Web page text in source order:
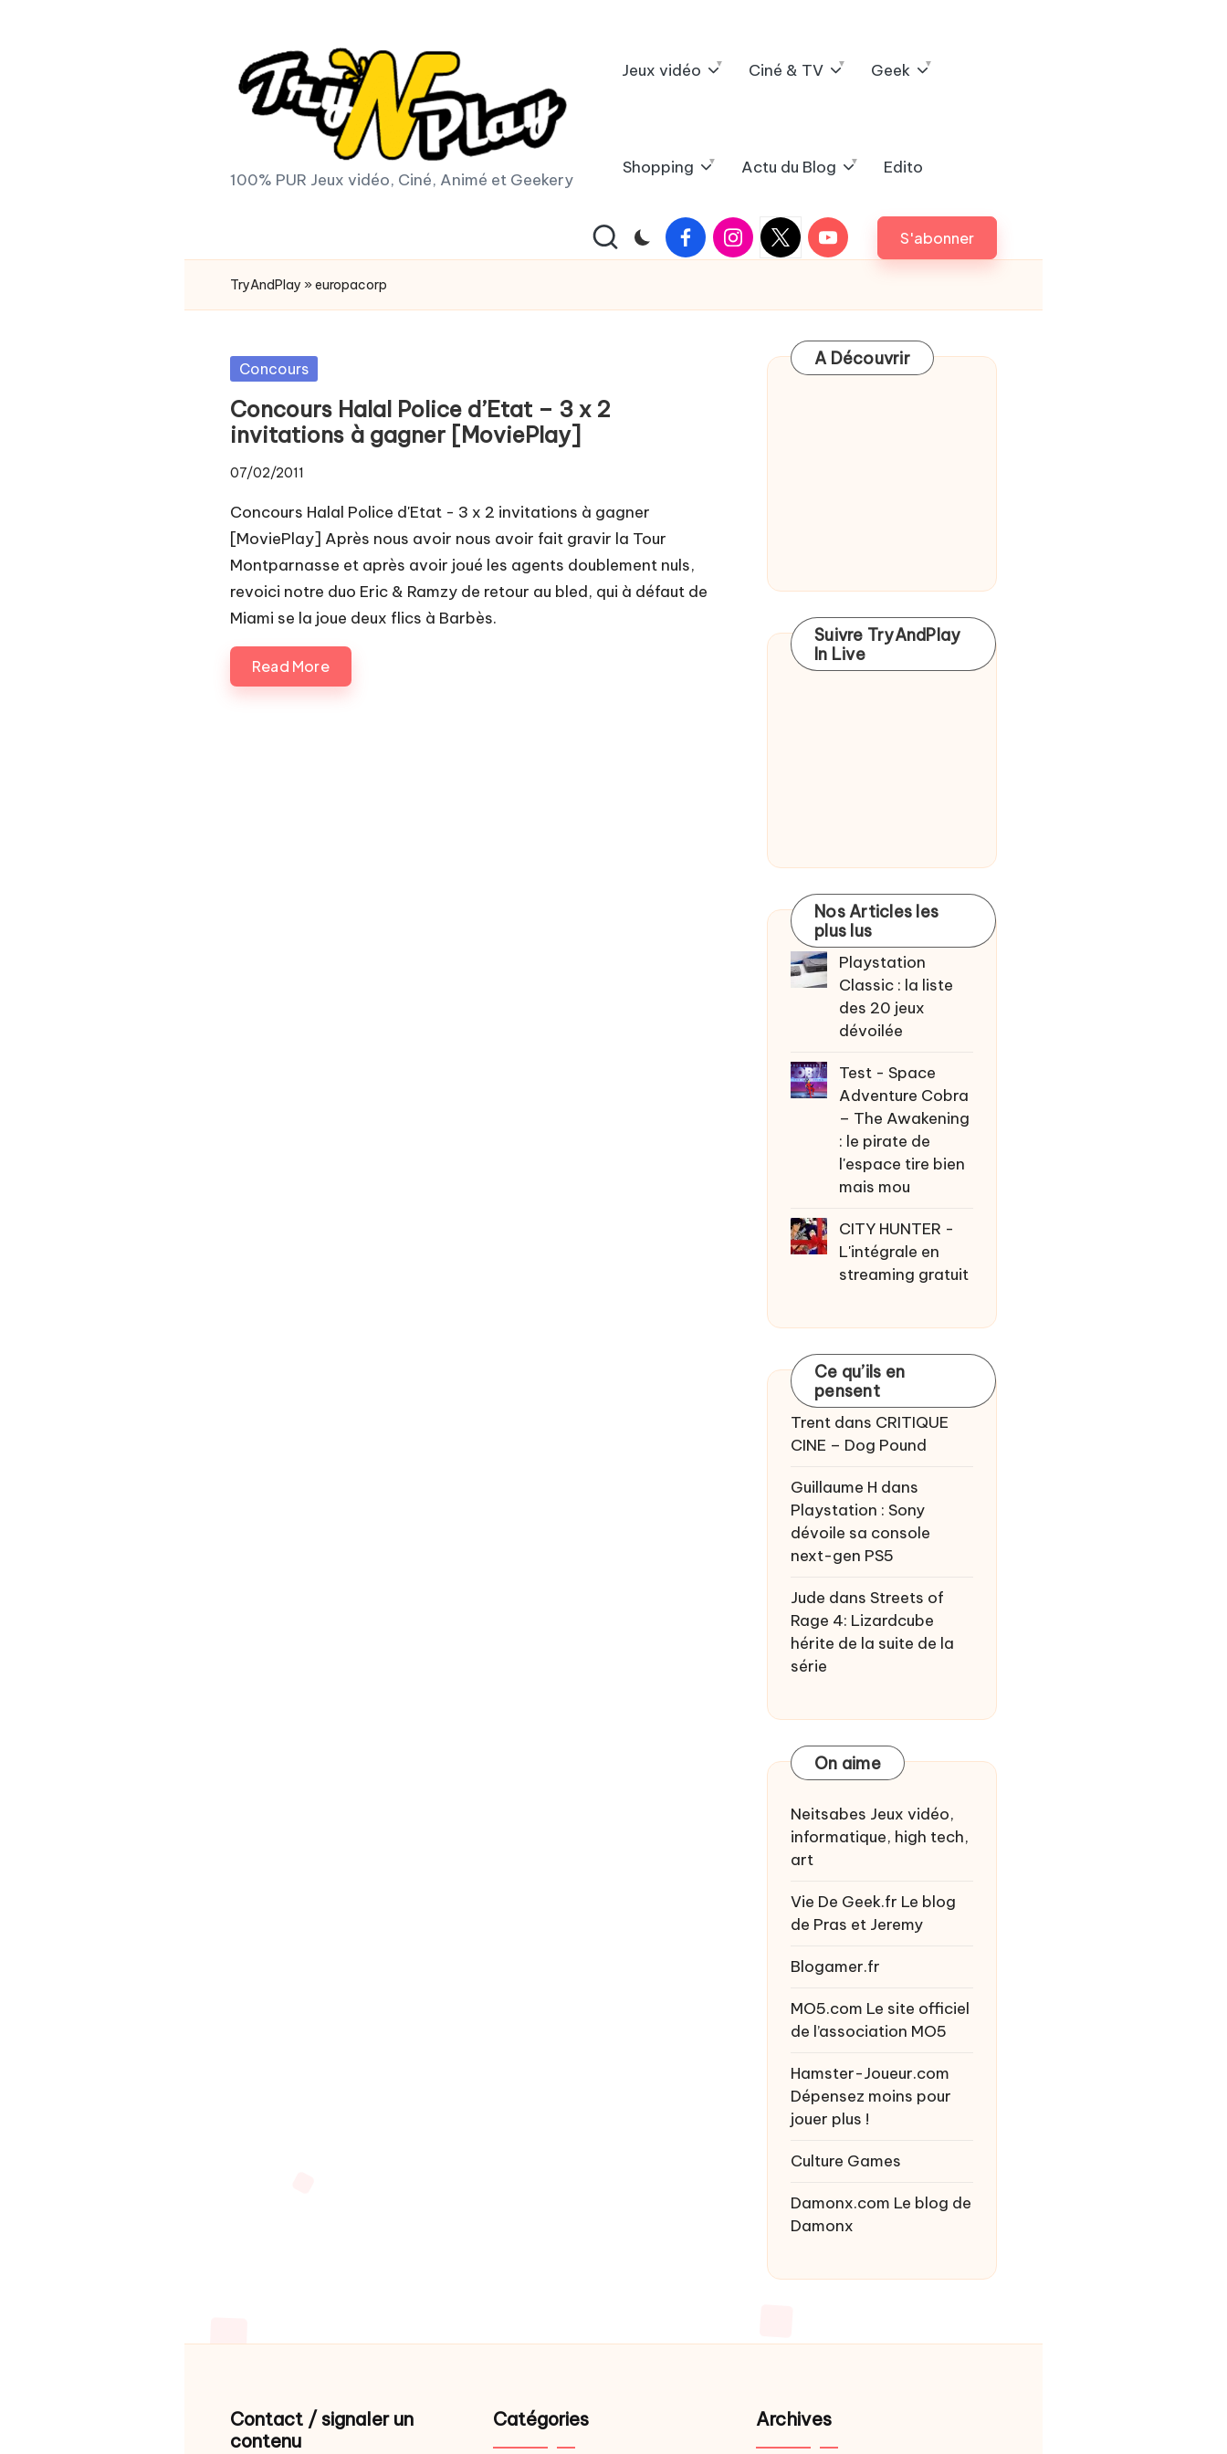
T
y
A
n
d
Pl
a
y.
c
o
m
100% PUR Jeux vidéo, Ciné, Animé et Geekery
Jeux vidéo Ciné & TV Geek
Shopping Actu du Blog Edito
FacebookInstagram
X
|
Youtube S'abonner
TryAndPlay » europacorp
Posted
Concours
Concours Halal Police d’Etat – 3 x 2
invitations à gagner [MoviePlay]
07/02/2011
Concours Halal Police d'Etat - 3 x 2 invitations à gagner
[MoviePlay] Après nous avoir nous avoir fait gravir la Tour
Montparnasse et après avoir joué les agents doublement nuls,
revoici notre duo Eric & Ramzy de retour au bled, qui à défaut de
Miami se la joue deux flics à Barbès.
Read More
A Découvrir
Suivre TryAndPlay
In Live
Nos Articles les
plus lus
Playstation
Classic : la liste
des 20 jeux
dévoilée
Test - Space
Adventure Cobra
– The Awakening
: le pirate de
l'espace tire bien
mais mou
CITY HUNTER -
L'intégrale en
streaming gratuit
Ce qu’ils en
pensent
Trent dans CRITIQUE
CINE – Dog Pound
Guillaume H dans
Playstation : Sony
dévoile sa console
next-gen PS5
Jude dans Streets of
Rage 4: Lizardcube
hérite de la suite de la
série
On aime
Neitsabes Jeux vidéo,
informatique, high tech,
art
Vie De Geek.fr Le blog
de Pras et Jeremy
Blogamer.fr
MO5.com Le site officiel
de l’association MO5
Hamster-Joueur.com
Dépensez moins pour
jouer plus !
Culture Games
Damonx.com Le blog de
Damonx
Contact / signaler un
contenu
Catégories Archives